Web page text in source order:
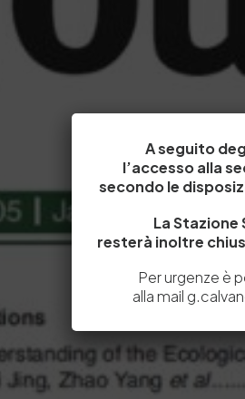
A seguito
l’accesso alla
secondo le
La Stazione
resterà inoltre
Per urgenze è
alla mail